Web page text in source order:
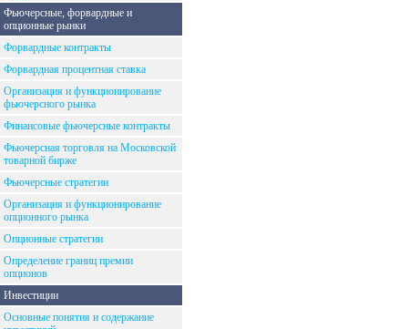
Фьючерсные, форвардные и
опционные рынки
Форвардные контракты
Форвардная процентная ставка
Организация и функционирование
фьючерсного рынка
Финансовые фьючерсные контракты
Фьючерсная торговля на Московской
товарной бирже
Фьючерсные стратегии
Организация и функционирование
опционного рынка
Опционные стратегии
Определение границ премии
опционов
Инвестиции
Основные понятия и содержание